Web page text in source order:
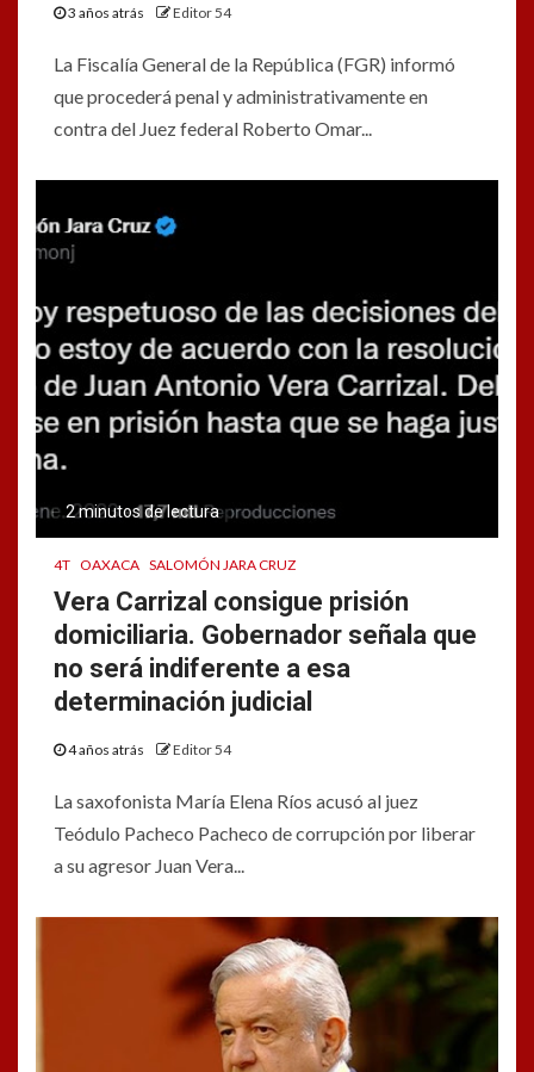
3 años atrás Editor 54
La Fiscalía General de la República (FGR) informó
que procederá penal y administrativamente en
contra del Juez federal Roberto Omar...
2 minutos de lectura
4T OAXACA SALOMÓN JARA CRUZ
Vera Carrizal consigue prisión
domiciliaria. Gobernador señala que
no será indiferente a esa
determinación judicial
4 años atrás Editor 54
La saxofonista María Elena Ríos acusó al juez
Teódulo Pacheco Pacheco de corrupción por liberar
a su agresor Juan Vera...